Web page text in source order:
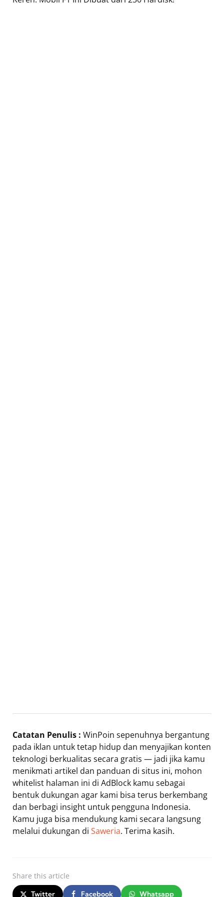
Catatan Penulis : WinPoin sepenuhnya bergantung
pada iklan untuk tetap hidup dan menyajikan konten
teknologi berkualitas secara gratis — jadi jika kamu
menikmati artikel dan panduan di situs ini, mohon
whitelist halaman ini di AdBlock kamu sebagai
bentuk dukungan agar kami bisa terus berkembang
dan berbagi insight untuk pengguna Indonesia.
Kamu juga bisa mendukung kami secara langsung
melalui dukungan di Saweria. Terima kasih.
Share this article
Twitter Facebook Whatsapp